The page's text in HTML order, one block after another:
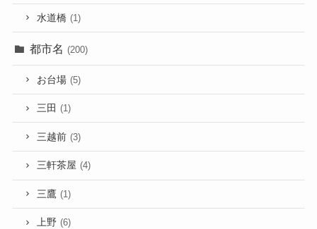
水道橋 (1)
都市名 (200)
お台場 (5)
三田 (1)
三越前 (3)
三軒茶屋 (4)
三鷹 (1)
上野 (6)